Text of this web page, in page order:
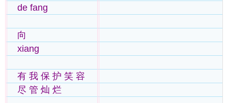
de fang
向
xiang
有 我 保 护 笑 容
尽 管 灿 烂